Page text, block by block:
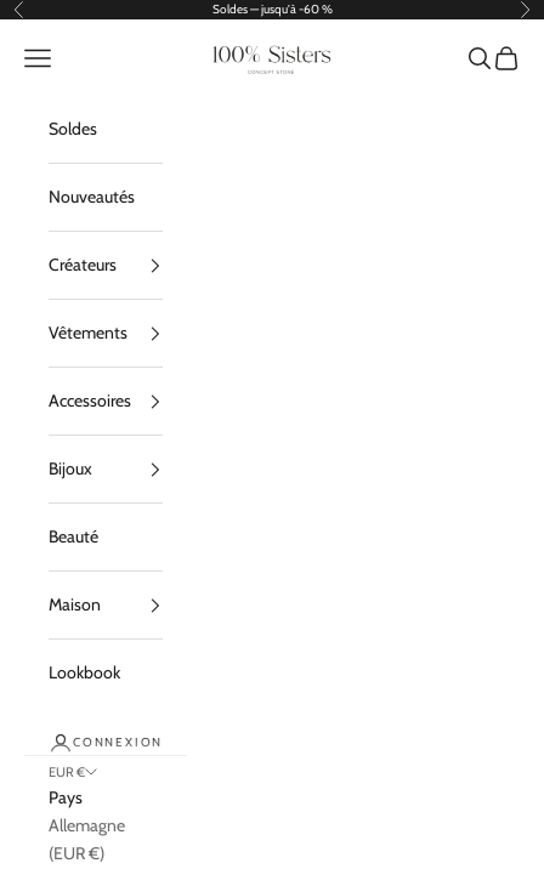
Passer au contenu
Précédent Soldes — jusqu'à -60 %
100% Sisters
Menu Recherche
Panier
Soldes
Nouveautés
Créateurs
Vêtements
Accessoires
Bijoux
Beauté
Maison
Lookbook
CONNEXION
EUR €
Pays
Allemagne
(EUR €)